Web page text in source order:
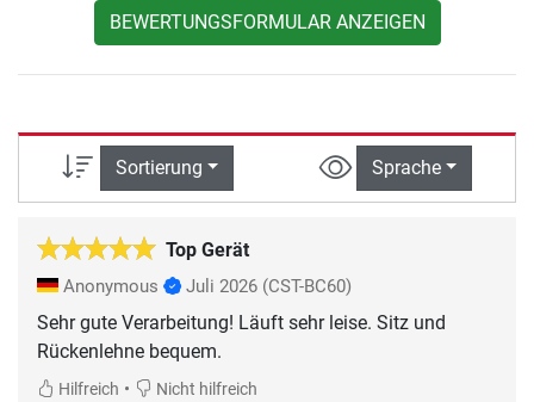
BEWERTUNGSFORMULAR ANZEIGEN
Sortierung Sprache
Top Gerät
Anonymous Juli 2026 (CST-BC60)
Sehr gute Verarbeitung! Läuft sehr leise. Sitz und
Rückenlehne bequem.
Hilfreich • Nicht hilfreich